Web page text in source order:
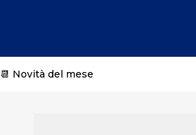
📆 Novità del mese